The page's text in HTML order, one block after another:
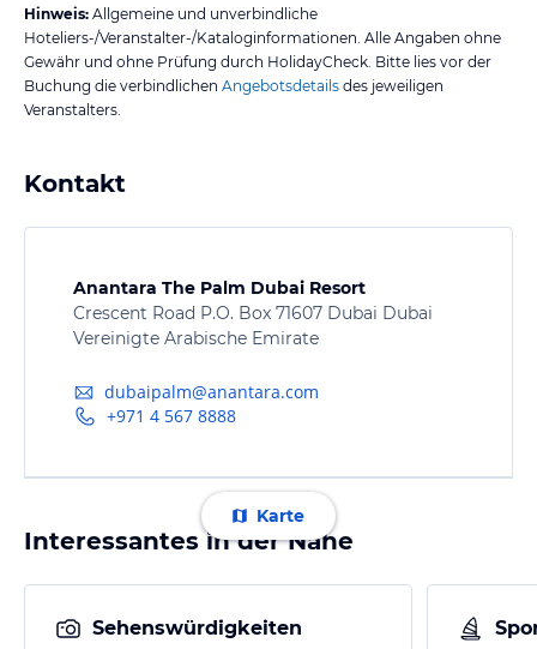
Hinweis: Allgemeine und unverbindliche
Hoteliers-/Veranstalter-/Kataloginformationen. Alle Angaben ohne
Gewähr und ohne Prüfung durch HolidayCheck. Bitte lies vor der
Buchung die verbindlichen Angebotsdetails des jeweiligen
Veranstalters.
Kontakt
Anantara The Palm Dubai Resort
Crescent Road P.O. Box 71607 Dubai Dubai
Vereinigte Arabische Emirate
dubaipalm@anantara.com
+971 4 567 8888
Karte
Interessantes in der Nähe
Sehenswürdigkeiten